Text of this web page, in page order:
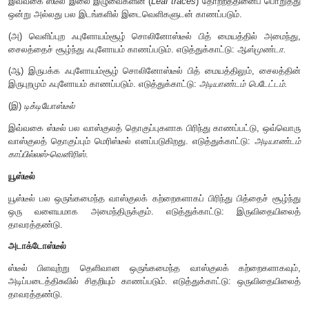
எடுத்துக்காட்டு: லைக்கோபோடியம் கிளாவேட்டம்.
கலப்பு புரோட்டோஸ்டீல்
சைலம் ஃபுளோயத்தில் ஆங்காங்கே சிதறி காணப்படும்.
லைக்கோபோடியம் செர்னுவம்
சைபனோஸ்டீல்
இதில் சைலம் ஃபுளோயத்தால் சூழப்பட்டிருக்கும். மையத்தில்
வெளிப்புறஃபுளோயம்சூழ் சைபனோஸ்டீல்,இருபக்க
சைபனோஸ்டீல், சொலினோஸ்டீல்
,யூஸ்டீல், அடாக்டோஸ்டீல்,
ஆகியவைசைபனோஸ்டீலின்
ஃபுளோயம் காணப்படும். மையத்தில் பித் காணப்படும்.
ஆஸ்முண்டா.